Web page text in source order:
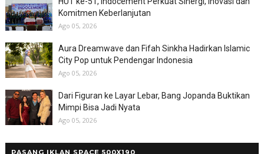
Komitmen Keberlanjutan
Ago 05, 2026
Aura Dreamwave dan Fifah Sinkha Hadirkan Islamic
City Pop untuk Pendengar Indonesia
Ago 05, 2026
Dari Figuran ke Layar Lebar, Bang Jopanda Buktikan
Mimpi Bisa Jadi Nyata
Ago 05, 2026
PASANG IKLAN SPACE 500X190